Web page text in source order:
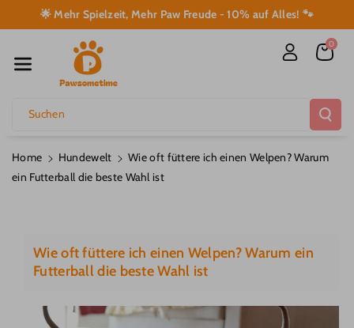
Nhalt
🌟 Mehr Spielzeit, Mehr Paw Freude - 10% auf Alles! 🐾
Suchen
0
Home Hundewelt
Wie oft füttere ich einen Welpen? Warum
ein Futterball die beste Wahl ist
Wie oft füttere ich einen Welpen? Warum ein
Futterball die beste Wahl ist